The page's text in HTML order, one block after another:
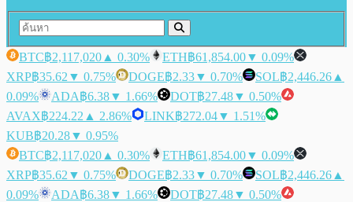
BTC฿2,117,020 ▲ 0.30% ETH฿61,854.00▼ 0.09%
XRP฿35.62 ▼ 0.75% DOGE฿2.33▼ 0.70% SOL฿2,446.26 ▲
0.09%
ADA฿6.38▼ 1.66% DOT฿27.48▼ 0.50%
AVAX฿224.22 ▲ 2.86% LINK฿272.04▼ 1.51%
KUB฿20.28▼ 0.95%
BTC฿2,117,020 ▲ 0.30% ETH฿61,854.00▼ 0.09%
XRP฿35.62 ▼ 0.75% DOGE฿2.33▼ 0.70% SOL฿2,446.26 ▲
0.09%
ADA฿6.38▼ 1.66% DOT฿27.48▼ 0.50%